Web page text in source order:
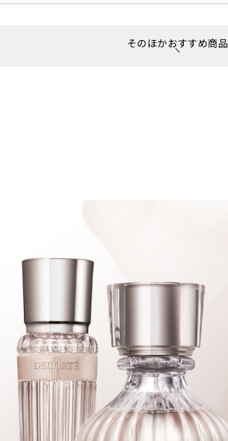
そのほかおすすめ商品